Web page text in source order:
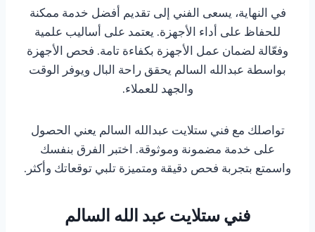
في النهاية، يسعى الفني إلى تقديم أفضل خدمة ممكنة
للحفاظ على أداء الأجهزة. يعتمد على أساليب علمية
وفعّالة لضمان عمل الأجهزة بكفاءة تامة. فحص الأجهزة
بواسطة عبدالله السالم يحقق راحة البال ويوفر الوقت
والجهد للعملاء.
تواصلك مع فني ستلايت عبدالله السالم يعني الحصول
على خدمة مضمونة وموثوقة. اختبر الفرق بنفسك
واسمتع بتجربة فحص دقيقة ومتميزة تلبي توقعاتك وأكثر.
فني ستلايت عبد الله السالم